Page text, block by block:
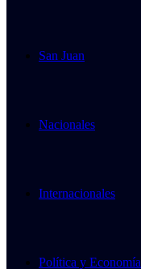
San Juan
Nacionales
Internacionales
Política y Economía